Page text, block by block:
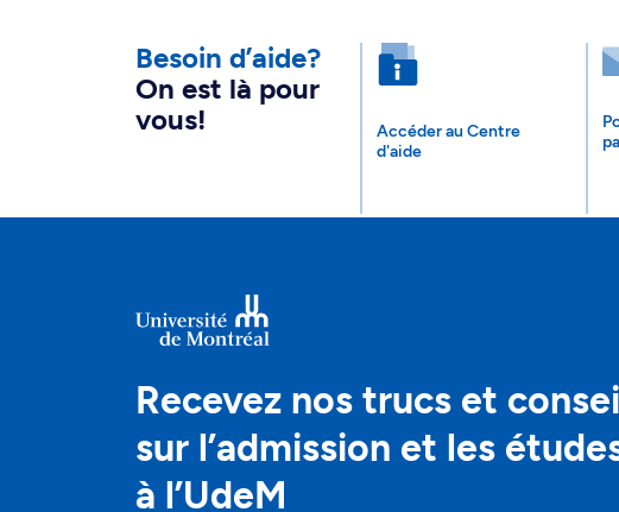
Besoin d’aide?
On est là pour
vous!
Accéder au Centre
d'aide
Recevez nos trucs et
sur l’admission et les
à l’UdeM